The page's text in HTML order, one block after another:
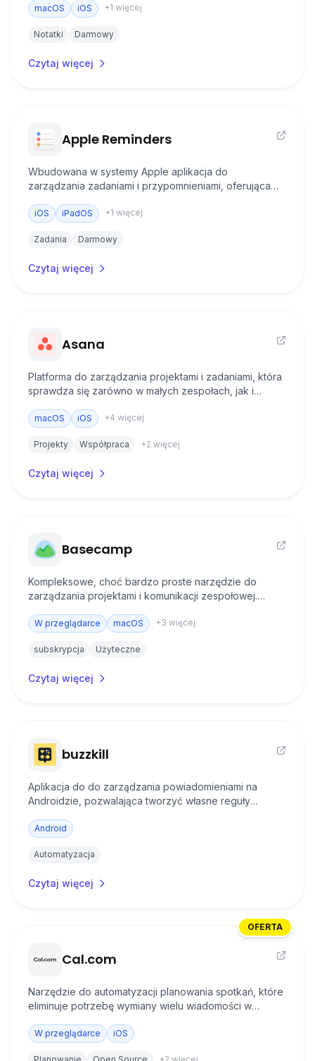
macOS iOS +1 więcej
Notatki Darmowy
Czytaj więcej
Apple Reminders
Wbudowana w systemy Apple aplikacja do
zarządzania zadaniami i przypomnieniami, oferująca
ekosystemem Apple.
iOS iPadOS +1 więcej
Zadania Darmowy
Czytaj więcej
Asana
Platforma do zarządzania projektami i zadaniami, która
sprawdza się zarówno w małych zespołach, jak i
wystarczająca jest wersja darmowa.
macOS iOS +4 więcej
Projekty Współpraca +2 więcej
Czytaj więcej
Basecamp
Kompleksowe, choć bardzo proste narzędzie do
zarządzania projektami i komunikacji zespołowej.
jednym miejscu, eliminując potrzebę używania wielu
W przeglądarce macOS +3 więcej
subskrypcja Użyteczne
Czytaj więcej
buzzkill
Aplikacja do do zarządzania powiadomieniami na
Androidzie, pozwalająca tworzyć własne reguły
określać akcje, które mają być wykonywane, gdy
Android
Automatyzacja
Czytaj więcej
OFERTA
Cal.com
Narzędzie do automatyzacji planowania spotkań, które
eliminuje potrzebę wymiany wielu wiadomości w
stronę swojego terminarza, z której inna osoba może
W przeglądarce iOS